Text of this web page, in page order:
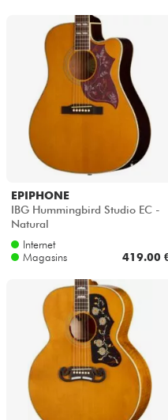
EPIPHONE
IBG Hummingbird Studio EC -
Natural
Internet
Magasins
419.00